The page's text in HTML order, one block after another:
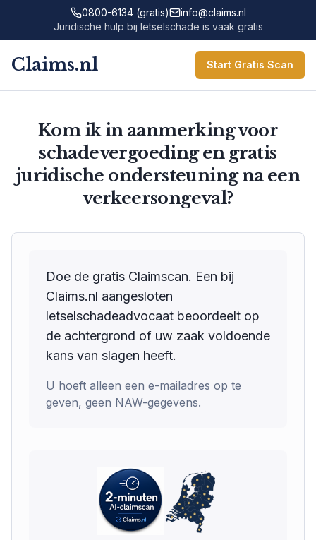
0800-6134 (gratis)
info@claims.nl
Juridische hulp bij letselschade is vaak gratis
Claims.nl Start Gratis Scan
Kom ik in aanmerking voor
schadevergoeding en gratis
juridische ondersteuning na een
verkeersongeval?
Doe de gratis Claimscan. Een bij
Claims.nl aangesloten
letselschadeadvocaat beoordeelt op
de achtergrond of uw zaak voldoende
kans van slagen heeft.
U hoeft alleen een e-mailadres op te
geven, geen NAW-gegevens.